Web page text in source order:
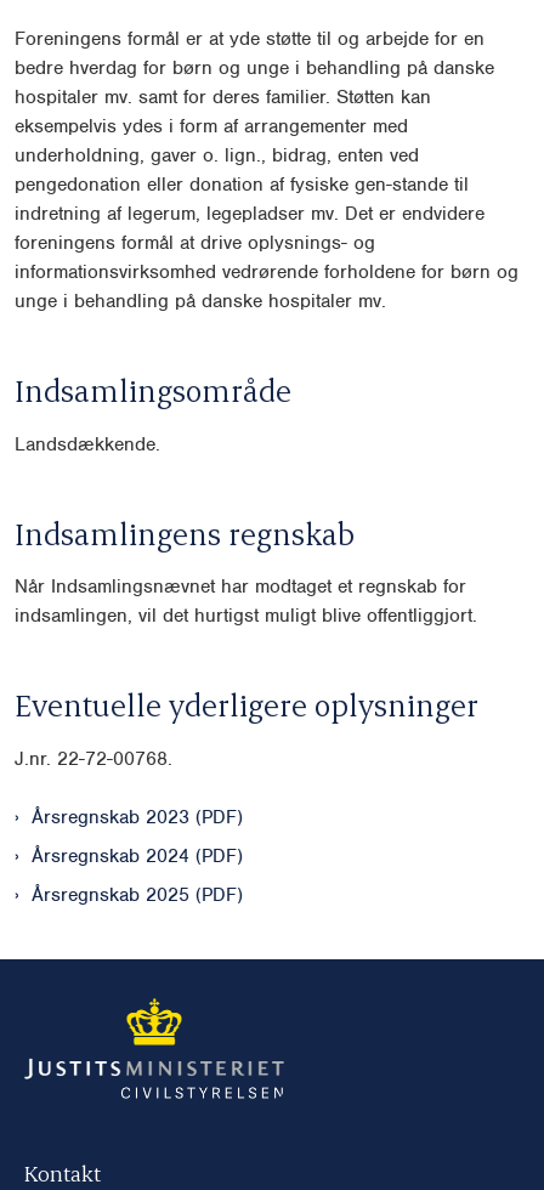
Foreningens formål er at yde støtte til og arbejde for en
bedre hverdag for børn og unge i behandling på danske
hospitaler mv. samt for deres familier. Støtten kan
eksempelvis ydes i form af arrangementer med
underholdning, gaver o. lign., bidrag, enten ved
pengedonation eller donation af fysiske gen-stande til
indretning af legerum, legepladser mv. Det er endvidere
foreningens formål at drive oplysnings- og
informationsvirksomhed vedrørende forholdene for børn og
unge i behandling på danske hospitaler mv.
Indsamlingsområde
Landsdækkende.
Indsamlingens regnskab
Når Indsamlingsnævnet har modtaget et regnskab for
indsamlingen, vil det hurtigst muligt blive offentliggjort.
Eventuelle yderligere oplysninger
J.nr. 22-72-00768.
Årsregnskab 2023 (PDF)
Årsregnskab 2024 (PDF)
Årsregnskab 2025 (PDF)
Kontakt